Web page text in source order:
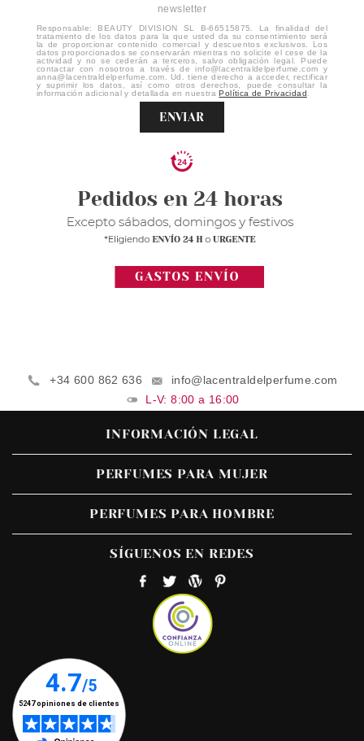
newsletter
Responsable: BEAUTY DIVISION SL B-66515875. La finalidad del
tratamiento de los datos para la que usted da su consentimiento será
la de proporcionar contenido comercial y descuentos exclusivos. Los
datos proporcionados se conservarán mientras no solicite el cese de la
actividad y no se cederán a terceros, salvo obligación legal. Puede
contactar con nosotros a través de info@lacentraldelperfume.com y
anna@lacentraldelperfume.com. Ud. tiene derecho a acceder, rectificar
y suprimir los datos, así como otros derechos, puede consultar la
información adicional y detallada en nuestraPolítica de Privacidad
ENVIAR
+34 600 862 636
info@lacentraldelperfume.com
L-V: 8:00 a 16:00
INFORMACIÓN LEGAL
PERFUMES PARA MUJER
PERFUMES PARA HOMBRE
SÍGUENOS EN REDES